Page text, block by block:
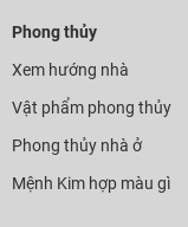
Phong thủy
Xem hướng nhà
Vật phẩm phong thủy
Phong thủy nhà ở
Mệnh Kim hợp màu gì